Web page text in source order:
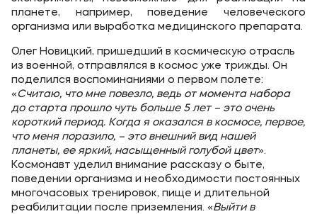
планете, например, поведение человеческого
организма или выработка медицинского препарата.
Олег Новицкий, пришедший в космическую отрасль
из военной, отправлялся в космос уже трижды. Он
поделился воспоминаниями о первом полете:
« Считаю, что мне повезло, ведь от момента набора
до старта прошло чуть больше 5 лет – это очень
короткий период. Когда я оказался в космосе, первое,
что меня поразило, – это внешний вид нашей
планеты, ее яркий, насыщенный голубой цвет».
Космонавт уделил внимание рассказу о быте,
поведении организма и необходимости постоянных
многочасовых тренировок, пище и длительной
реабилитации после приземления. «Выйти в